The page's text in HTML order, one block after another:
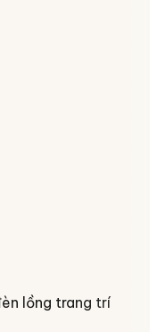
lồng trang trí